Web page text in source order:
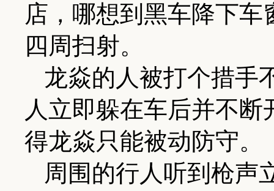
店，哪想到黑车降下
四周扫射。
龙焱的人被打个措手
人立即躲在车后并不
得龙焱只能被动防守。
周围的行人听到枪声